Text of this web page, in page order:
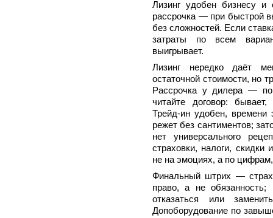
Лизинг удобен бизнесу и
рассрочка — при быстрой
без сложностей. Если
затраты по всем
выигрывает.
Лизинг нередко даёт
остаточной стоимости, но
Рассрочка у дилера —
читайте договор:
Трейд‑ин удобен, времени
режет без сантиментов;
нет универсального
страховки, налоги,
не на эмоциях, а по
Финальный штрих —
право, а не
отказаться или
Допоборудование по